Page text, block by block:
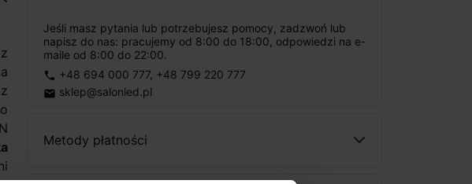
Jeśli masz pytania lub potrzebujesz pomocy, zadzwoń lub
napisz do nas: pracujemy od 8:00 do 18:00, odpowiedzi na e-
maile od 8:00 do 22:00.
phone +48 694 000 777, +48 799 220 777
email sklep@salonled.pl
Metody płatności